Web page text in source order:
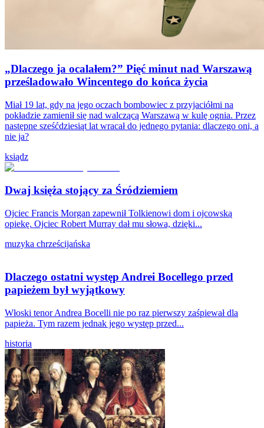
„Dlaczego ja ocalałem?” Pięć minut nad Warszawą
prześladowało Wincentego do końca życia
Miał 19 lat, gdy na jego oczach bombowiec z przyjaciółmi na
pokładzie zamienił się nad walczącą Warszawą w kulę ognia. Przez
następne sześćdziesiąt lat wracał do jednego pytania: dlaczego oni, a
nie ja?
ksiądz
Dwaj księża stojący za Śródziemiem
Ojciec Francis Morgan zapewnił Tolkienowi dom i ojcowską
opiekę. Ojciec Robert Murray dał mu słowa, dzięki...
muzyka chrześcijańska
Dlaczego ostatni występ Andrei Bocellego przed
papieżem był wyjątkowy
Włoski tenor Andrea Bocelli nie po raz pierwszy zaśpiewał dla
papieża. Tym razem jednak jego występ przed...
historia